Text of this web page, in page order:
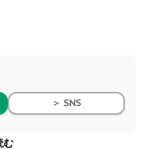
＞ SNS
む